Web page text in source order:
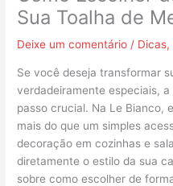
Sua Toalha de
Deixe um comentário / Dicas,
Se você deseja transformar
verdadeiramente especiais,
passo crucial. Na Le Bianco,
mais do que um simples
decoração em cozinhas e
diretamente o estilo da sua
sobre como escolher de